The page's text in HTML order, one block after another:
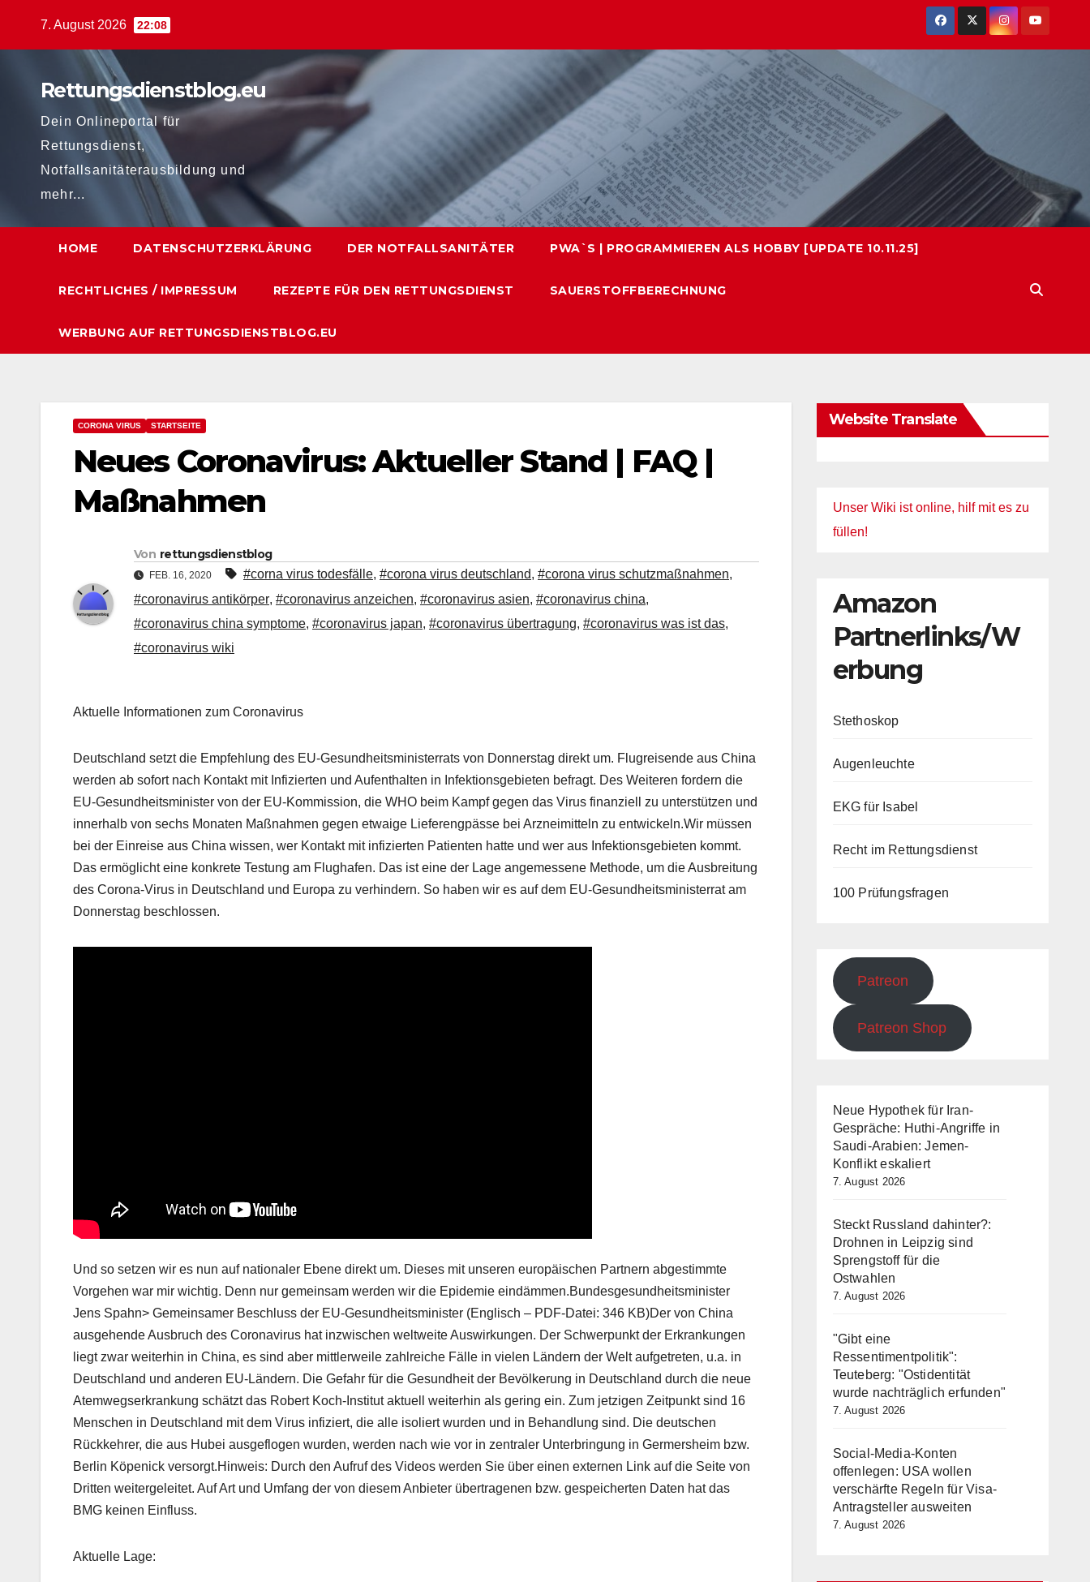
7. August 2026 22:08
Rettungsdienstblog.eu
Dein Onlineportal für
Rettungsdienst,
Notfallsanitäterausbildung und
mehr...
HOME DATENSCHUTZERKLÄRUNG DER NOTFALLSANITÄTER PWA`S | PROGRAMMIEREN ALS HOBBY [UPDATE 10.11.25]
RECHTLICHES / IMPRESSUM REZEPTE FÜR DEN RETTUNGSDIENST SAUERSTOFFBERECHNUNG
WERBUNG AUF RETTUNGSDIENSTBLOG.EU
CORONA VIRUS STARTSEITE
Neues Coronavirus: Aktueller Stand | FAQ |
Maßnahmen
Von rettungsdienstblog
FEB. 16, 2020 #corna virus todesfälle, #corona virus deutschland, #corona virus schutzmaßnahmen,
#coronavirus antikörper, #coronavirus anzeichen, #coronavirus asien, #coronavirus china,
#coronavirus china symptome, #coronavirus japan, #coronavirus übertragung, #coronavirus was ist das,
#coronavirus wiki
Aktuelle Informationen zum Coronavirus
Deutschland setzt die Empfehlung des EU-Gesundheitsministerrats von Donnerstag direkt um. Flugreisende aus China
werden ab sofort nach Kontakt mit Infizierten und Aufenthalten in Infektionsgebieten befragt. Des Weiteren fordern die
EU-Gesundheitsminister von der EU-Kommission, die WHO beim Kampf gegen das Virus finanziell zu unterstützen und
innerhalb von sechs Monaten Maßnahmen gegen etwaige Lieferengpässe bei Arzneimitteln zu entwickeln.Wir müssen
bei der Einreise aus China wissen, wer Kontakt mit infizierten Patienten hatte und wer aus Infektionsgebieten kommt.
Das ermöglicht eine konkrete Testung am Flughafen. Das ist eine der Lage angemessene Methode, um die Ausbreitung
des Corona-Virus in Deutschland und Europa zu verhindern. So haben wir es auf dem EU-Gesundheitsministerrat am
Donnerstag beschlossen.
Und so setzen wir es nun auf nationaler Ebene direkt um. Dieses mit unseren europäischen Partnern abgestimmte
Vorgehen war mir wichtig. Denn nur gemeinsam werden wir die Epidemie eindämmen.Bundesgesundheitsminister
Jens Spahn> Gemeinsamer Beschluss der EU-Gesundheitsminister (Englisch – PDF-Datei: 346 KB)Der von China
ausgehende Ausbruch des Coronavirus hat inzwischen weltweite Auswirkungen. Der Schwerpunkt der Erkrankungen
liegt zwar weiterhin in China, es sind aber mittlerweile zahlreiche Fälle in vielen Ländern der Welt aufgetreten, u.a. in
Deutschland und anderen EU-Ländern. Die Gefahr für die Gesundheit der Bevölkerung in Deutschland durch die neue
Atemwegserkrankung schätzt das Robert Koch-Institut aktuell weiterhin als gering ein. Zum jetzigen Zeitpunkt sind 16
Menschen in Deutschland mit dem Virus infiziert, die alle isoliert wurden und in Behandlung sind. Die deutschen
Rückkehrer, die aus Hubei ausgeflogen wurden, werden nach wie vor in zentraler Unterbringung in Germersheim bzw.
Berlin Köpenick versorgt.Hinweis: Durch den Aufruf des Videos werden Sie über einen externen Link auf die Seite von
Dritten weitergeleitet. Auf Art und Umfang der von diesem Anbieter übertragenen bzw. gespeicherten Daten hat das
BMG keinen Einfluss.
Aktuelle Lage:
Website Translate
Unser Wiki ist online, hilf mit es zu
füllen!
Amazon
Partnerlinks/W
erbung
Stethoskop
Augenleuchte
EKG für Isabel
Recht im Rettungsdienst
100 Prüfungsfragen
Patreon
Patreon Shop
Neue Hypothek für Iran-
Gespräche: Huthi-Angriffe in
Saudi-Arabien: Jemen-
Konflikt eskaliert
7. August 2026
Steckt Russland dahinter?:
Drohnen in Leipzig sind
Sprengstoff für die
Ostwahlen
7. August 2026
"Gibt eine
Ressentimentpolitik":
Teuteberg: "Ostidentität
wurde nachträglich erfunden"
7. August 2026
Social-Media-Konten
offenlegen: USA wollen
verschärfte Regeln für Visa-
Antragsteller ausweiten
7. August 2026